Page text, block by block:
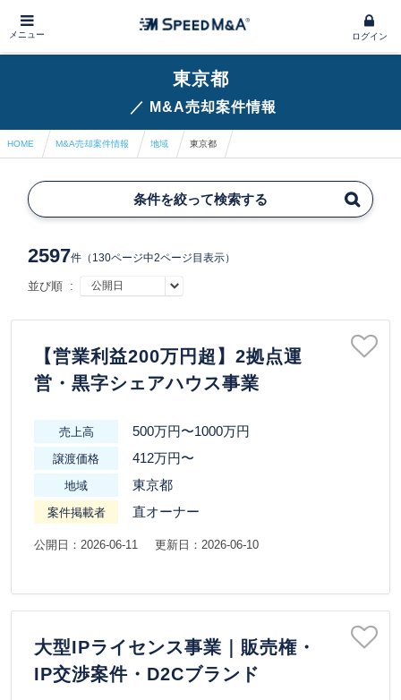
メニュー ログイン
東京都
／ M&A売却案件情報
HOME M&A売却案件情報 地域 東京都
条件を絞って検索する
2597件 （130ページ中2ページ目表示）
並び順 :
【営業利益200万円超】2拠点運
営・黒字シェアハウス事業
売上高 500万円〜1000万円
譲渡価格 412万円〜
地域 東京都
案件掲載者 直オーナー
公開日：2026-06-11 更新日：2026-06-10
大型IPライセンス事業｜販売権・
IP交渉案件・D2Cブランド